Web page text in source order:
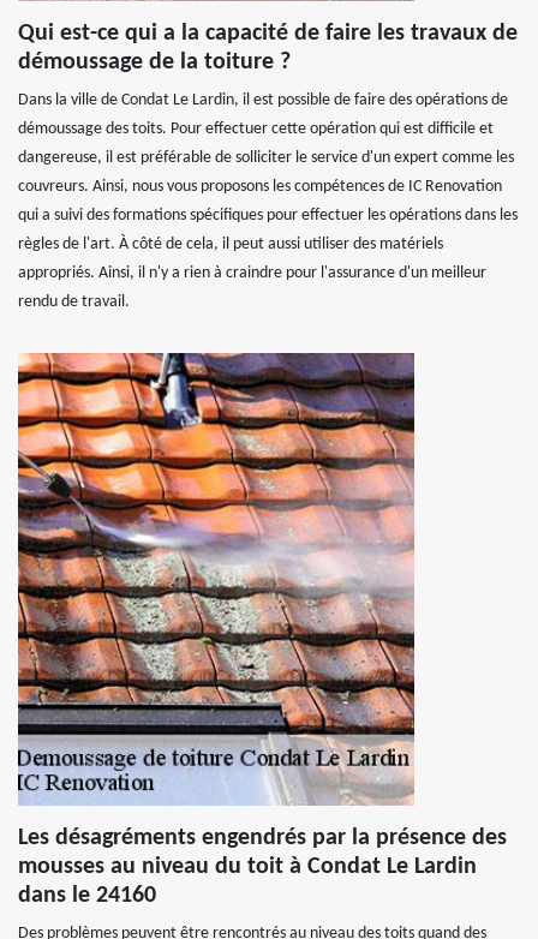
Qui est-ce qui a la capacité de faire les travaux de
démoussage de la toiture ?
Dans la ville de Condat Le Lardin, il est possible de faire des opérations de
démoussage des toits. Pour effectuer cette opération qui est difficile et
dangereuse, il est préférable de solliciter le service d'un expert comme les
couvreurs. Ainsi, nous vous proposons les compétences de IC Renovation
qui a suivi des formations spécifiques pour effectuer les opérations dans les
règles de l'art. À côté de cela, il peut aussi utiliser des matériels
appropriés. Ainsi, il n'y a rien à craindre pour l'assurance d'un meilleur
rendu de travail.
Les désagréments engendrés par la présence des
mousses au niveau du toit à Condat Le Lardin
dans le 24160
Des problèmes peuvent être rencontrés au niveau des toits quand des